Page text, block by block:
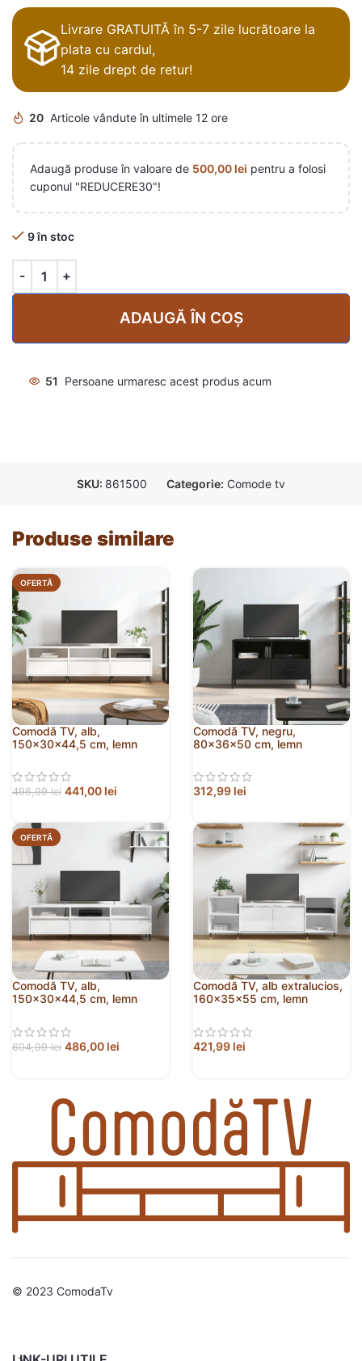
Livrare GRATUITĂ în 5-7 zile lucrătoare la
plata cu cardul,
14 zile drept de retur!
20 Articole vândute în ultimele 12 ore
Adaugă produse în valoare de 500,00 lei pentru a folosi
cuponul "REDUCERE30"!
9 în stoc
ADAUGĂ ÎN COȘ
51 Persoane urmaresc acest produs acum
SKU: 861500 Categorie: Comode tv
Produse similare
OFERTĂ
Comodă TV, alb,
150x30x44,5 cm, lemn
496,99lei 441,00 lei
Comodă TV, negru,
80x36x50 cm, lemn
312,99 lei
OFERTĂ
Comodă TV, alb,
150x30x44,5 cm, lemn
604,99lei 486,00 lei
Comodă TV, alb extralucios,
160x35x55 cm, lemn
421,99 lei
© 2023 ComodaTv